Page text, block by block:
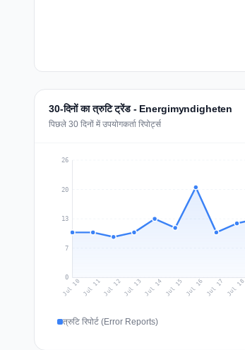
30-दिनों का त्रुटि ट्रेंड - Energimyndigheten
पिछले 30 दिनों में उपयोगकर्ता रिपोर्ट्स
0
7
13
20
26
Jul 10 Jul 11Jul 12Jul 13 Jul 14 Jul 15 Jul 16 Jul 17 Jul 18
त्रुटि रिपोर्ट (Error Reports)